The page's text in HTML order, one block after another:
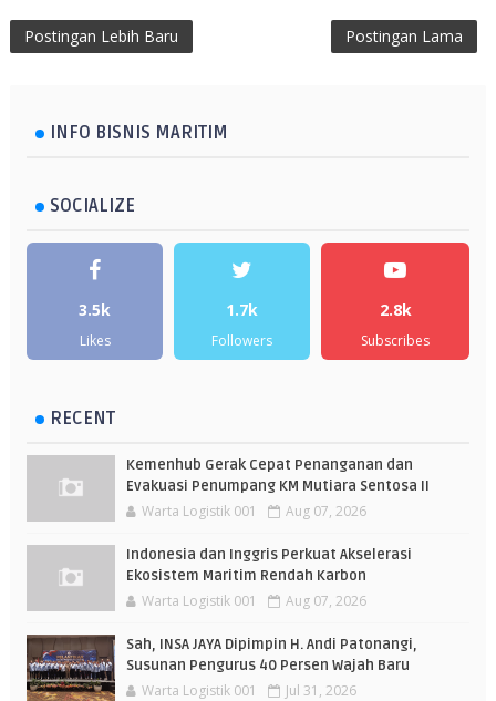
Postingan Lebih Baru Postingan Lama
INFO BISNIS MARITIM
SOCIALIZE
3.5k
Likes
1.7k
Followers
2.8k
Subscribes
RECENT
Kemenhub Gerak Cepat Penanganan dan
Evakuasi Penumpang KM Mutiara Sentosa II
Warta Logistik 001 Aug 07, 2026
Indonesia dan Inggris Perkuat Akselerasi
Ekosistem Maritim Rendah Karbon
Warta Logistik 001 Aug 07, 2026
Sah, INSA JAYA Dipimpin H. Andi Patonangi,
Susunan Pengurus 40 Persen Wajah Baru
Warta Logistik 001 Jul 31, 2026